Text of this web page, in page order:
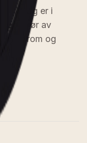
1976 og er i
av
baderom og